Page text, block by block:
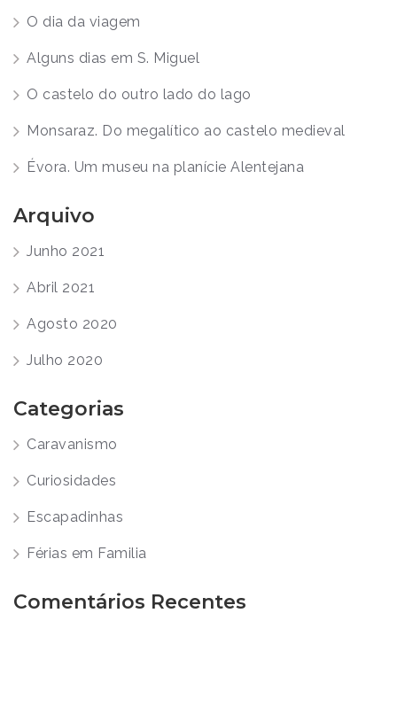
O dia da viagem
Alguns dias em S. Miguel
O castelo do outro lado do lago
Monsaraz. Do megalítico ao castelo medieval
Évora. Um museu na planície Alentejana
Arquivo
Junho 2021
Abril 2021
Agosto 2020
Julho 2020
Categorias
Caravanismo
Curiosidades
Escapadinhas
Férias em Familia
Comentários Recentes